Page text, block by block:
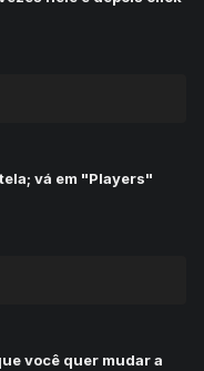
vá em "Players"
você quer mudar a